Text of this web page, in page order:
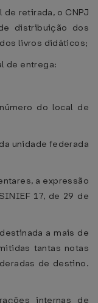
retirada, o CNPJ
distribuição dos
livros didáticos;
de entrega:
do local de
unidade federada
a expressão
17, de 29 de
a mais de
tantas notas
de destino.
internas de